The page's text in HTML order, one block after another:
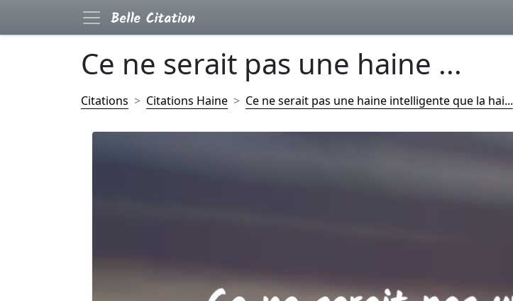
Ce ne serait pas une haine ...
Citations Citations Haine Ce ne serait pas une haine intelligente que la hai...